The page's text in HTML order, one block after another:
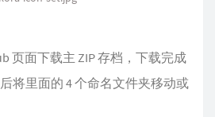
页面下载主 ZIP 存档，下载完成
将里面的 4 个命名文件夹移动或